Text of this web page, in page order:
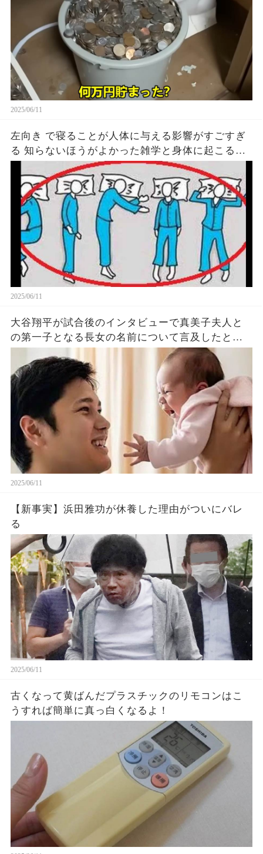
2025/06/11
左向き で寝ることが人体に与える影響がすごすぎ
る 知らないほうがよかった雑学と身体に起こる現
象がヤバい… 驚くべき 大人の 面白いけど知ると後
悔
2025/06/11
大谷翔平が試合後のインタビューで真美子夫人と
の第一子となる長女の名前について言及したと話
題に！山本由伸や佐々木朗希は知ってそう！
2025/06/11
【新事実】浜田雅功が休養した理由がついにバレ
る
2025/06/11
古くなって黄ばんだプラスチックのリモコンはこ
うすれば簡単に真っ白くなるよ！